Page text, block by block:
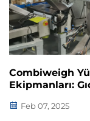
Combiweigh
Ekipmanları:
Referans
Feb 07, 2025